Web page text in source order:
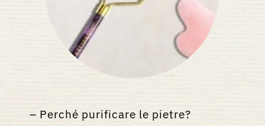
Perché purificare le pietre?